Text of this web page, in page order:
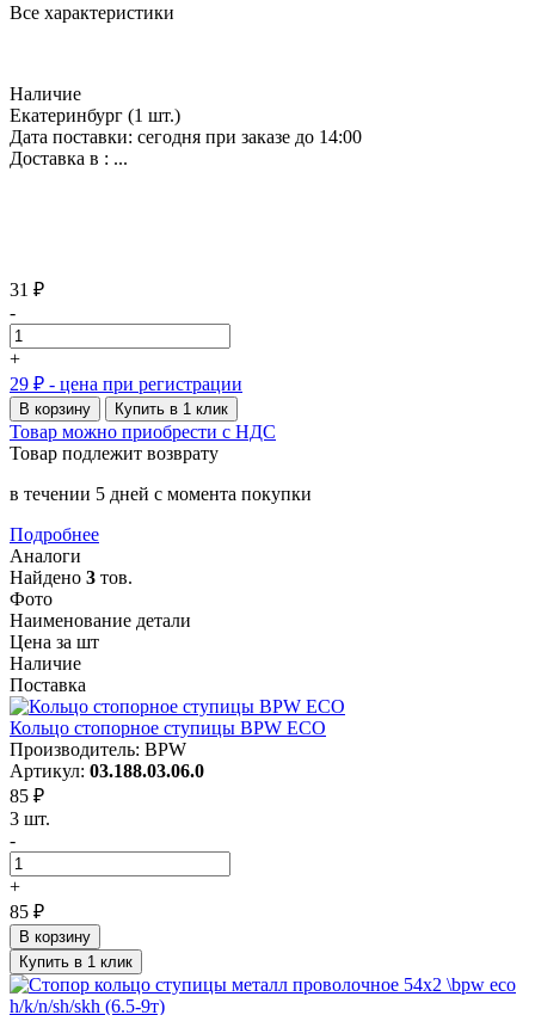
Все характеристики
Наличие
Екатеринбург (1 шт.)
Дата поставки: сегодня при заказе до 14:00
Доставка в : ...
31 ₽
-
+
29 ₽ - цена при регистрации
В корзину Купить в 1 клик
Товар можно приобрести с НДС
Товар подлежит возврату
в течении 5 дней с момента покупки
Подробнее
Аналоги
Найдено 3 тов.
Фото
Наименование детали
Цена за шт
Наличие
Поставка
Кольцо стопорное ступицы BPW ECO
Производитель: BPW
Артикул: 03.188.03.06.0
85 ₽
3 шт.
-
+
85 ₽
В корзину
Купить в 1 клик